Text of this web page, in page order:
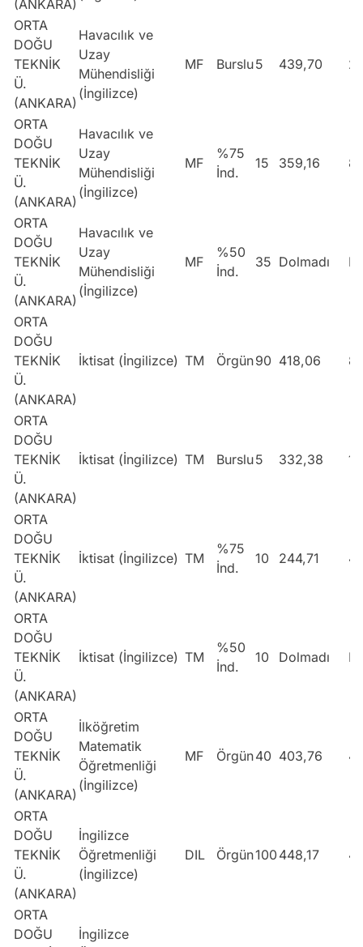
(ANKARA)
ORTA
DOĞU
TEKNİK
Ü.
(ANKARA)
Havacılık ve
Uzay
Mühendisliği
(İngilizce)
MF Burslu5 439,70
ORTA
DOĞU
TEKNİK
Ü.
(ANKARA)
Havacılık ve
Uzay
Mühendisliği
(İngilizce)
MF
%75
İnd.
15 359,16
ORTA
DOĞU
TEKNİK
Ü.
(ANKARA)
Havacılık ve
Uzay
Mühendisliği
(İngilizce)
MF
%50
İnd.
35 Dolmadı
ORTA
DOĞU
TEKNİK
Ü.
(ANKARA)
İktisat (İngilizce) TM Örgün90 418,06
ORTA
DOĞU
TEKNİK
Ü.
(ANKARA)
İktisat (İngilizce) TM Burslu5 332,38
ORTA
DOĞU
TEKNİK
Ü.
(ANKARA)
İktisat (İngilizce) TM
%75
İnd.
10 244,71
ORTA
DOĞU
TEKNİK
Ü.
(ANKARA)
İktisat (İngilizce) TM
%50
İnd.
10 Dolmadı
ORTA
DOĞU
TEKNİK
Ü.
(ANKARA)
İlköğretim
Matematik
Öğretmenliği
(İngilizce)
MF Örgün40 403,76
ORTA
DOĞU
TEKNİK
Ü.
(ANKARA)
İngilizce
Öğretmenliği
(İngilizce)
DIL Örgün100 448,17
ORTA
DOĞU
İngilizce